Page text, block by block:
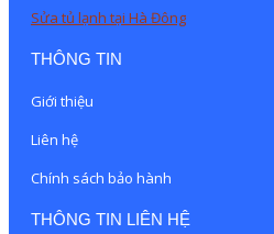
Sửa tủ lạnh tại Hà Đông
THÔNG TIN
Giới thiệu
Liên hệ
Chính sách bảo hành
THÔNG TIN LIÊN HỆ